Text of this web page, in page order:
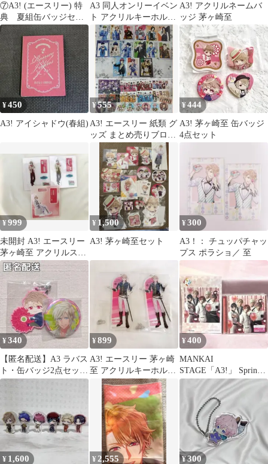
⑦A3! (エースリー) 特
典 夏組缶バッジセッ
ト
A3 同人オンリーイベン
ト アクリルキーホルダ
ー 茅ヶ崎至 春組 摂津
万里
A3! アクリルネームバ
ッジ 茅ヶ崎至
¥450
A3! アイシャドウ(春組)
¥555
A3! エースリー 紙類 グ
ッズ まとめ売りブロマ
イド コースター
¥444
A3! 茅ヶ崎至 缶バッジ
4点セット
¥999
未開封 A3! エースリー
茅ヶ崎至 アクリルスタ
ンド アクスタ セット
¥ 1,500
A3! 茅ヶ崎至セット
¥300
A3！： チュッパチャッ
プス ポラショ／ 至
¥340
【匿名配送】A3 ラバス
ト・缶バッジ2点セット
至&シトロン
¥899
A3! エースリー 茅ヶ崎
至 アクリルキーホルダ
ー アクキー
¥400
MANKAI
STAGE「A3!」 Spring
Troupe CD 特典付
¥ 1,600 ¥ 2,555 ¥300